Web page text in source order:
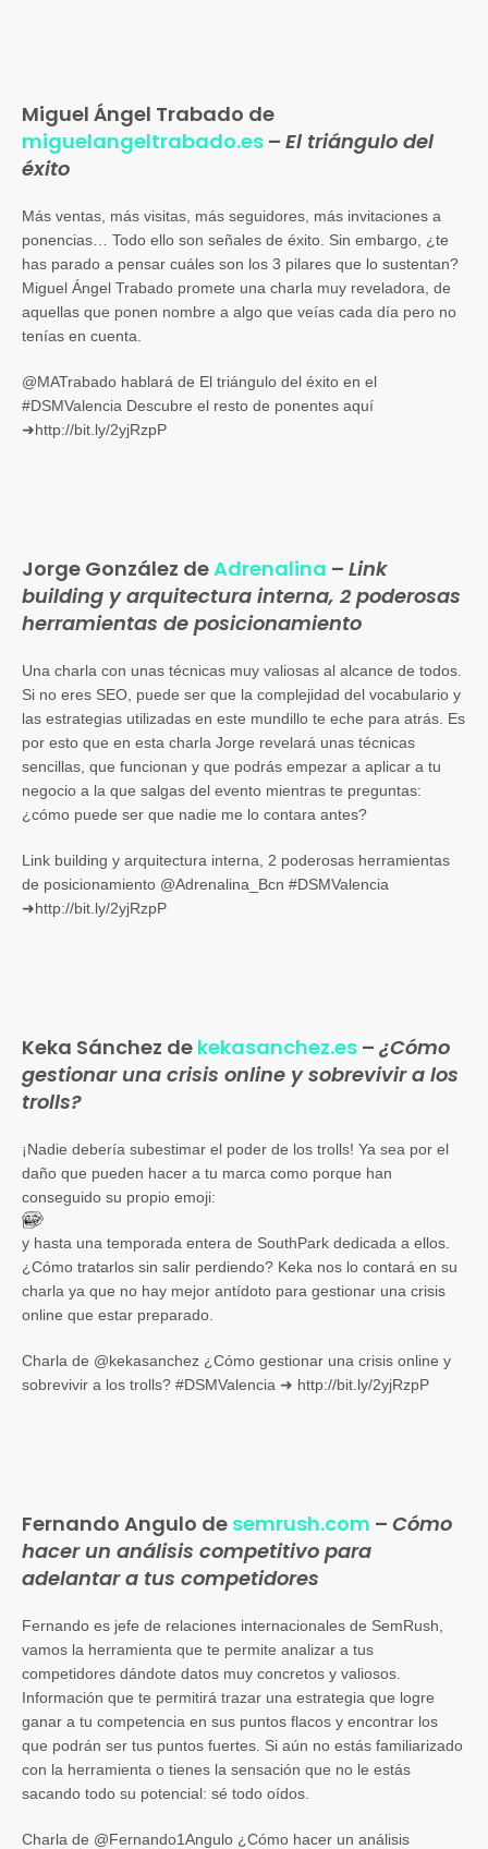
Miguel Ángel Trabado de
miguelangeltrabado.es – El triángulo del
éxito
Más ventas, más visitas, más seguidores, más invitaciones a
ponencias… Todo ello son señales de éxito. Sin embargo, ¿te
has parado a pensar cuáles son los 3 pilares que lo sustentan?
Miguel Ángel Trabado promete una charla muy reveladora, de
aquellas que ponen nombre a algo que veías cada día pero no
tenías en cuenta.
@MATrabado hablará de El triángulo del éxito en el
#DSMValencia Descubre el resto de ponentes aquí
➜http://bit.ly/2yjRzpP
Jorge González deAdrenalina – Link
building y arquitectura interna, 2 poderosas
herramientas de posicionamiento
Una charla con unas técnicas muy valiosas al alcance de todos.
Si no eres SEO, puede ser que la complejidad del vocabulario y
las estrategias utilizadas en este mundillo te eche para atrás. Es
por esto que en esta charla Jorge revelará unas técnicas
sencillas, que funcionan y que podrás empezar a aplicar a tu
negocio a la que salgas del evento mientras te preguntas:
¿cómo puede ser que nadie me lo contara antes?
Link building y arquitectura interna, 2 poderosas herramientas
de posicionamiento @Adrenalina_Bcn #DSMValencia
➜http://bit.ly/2yjRzpP
Keka Sánchez de kekasanchez.es – ¿Cómo
gestionar una crisis online y sobrevivir a los
trolls?
¡Nadie debería subestimar el poder de los trolls! Ya sea por el
daño que pueden hacer a tu marca como porque han
conseguido su propio emoji:
y hasta una temporada entera de SouthPark dedicada a ellos.
¿Cómo tratarlos sin salir perdiendo? Keka nos lo contará en su
charla ya que no hay mejor antídoto para gestionar una crisis
online que estar preparado.
Charla de @kekasanchez ¿Cómo gestionar una crisis online y
sobrevivir a los trolls? #DSMValencia ➜ http://bit.ly/2yjRzpP
Fernando Angulo de semrush.com – Cómo
hacer un análisis competitivo para
adelantar a tus competidores
Fernando es jefe de relaciones internacionales de SemRush,
vamos la herramienta que te permite analizar a tus
competidores dándote datos muy concretos y valiosos.
Información que te permitirá trazar una estrategia que logre
ganar a tu competencia en sus puntos flacos y encontrar los
que podrán ser tus puntos fuertes. Si aún no estás familiarizado
con la herramienta o tienes la sensación que no le estás
sacando todo su potencial: sé todo oídos.
Charla de @Fernando1Angulo ¿Cómo hacer un análisis